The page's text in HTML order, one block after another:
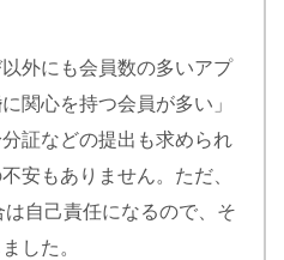
外にも会員数の多いアプ
関心を持つ会員が多い」
証などの提出も求められ
安もありません。ただ、
自己責任になるので、そ
した。